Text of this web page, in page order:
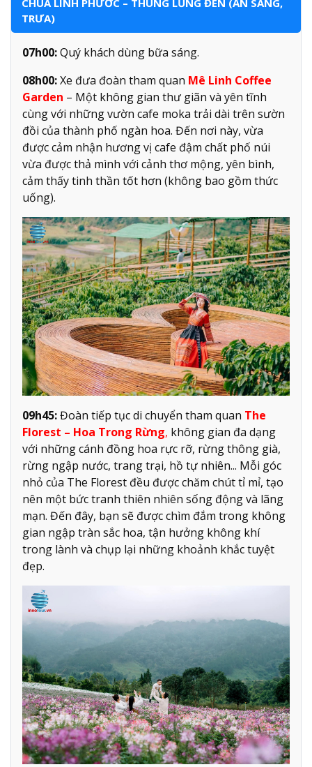
CHÙA LINH PHƯỚC – THUNG LŨNG ĐÈN (ĂN SÁNG,
TRƯA)
07h00:Quý khách dùng bữa sáng.
08h00:Xe đưa đoàn tham quan Mê Linh Coffee
Garden – Một không gian thư giãn và yên tĩnh
cùng với những vườn cafe moka trải dài trên sườn
đồi của thành phố ngàn hoa. Đến nơi này, vừa
được cảm nhận hương vị cafe đậm chất phố núi
vừa được thả mình với cảnh thơ mộng, yên bình,
cảm thấy tinh thần tốt hơn (không bao gồm thức
uống).
09h45:Đoàn tiếp tục di chuyển tham quan The
Florest – Hoa Trong Rừng, không gian đa dạng
với những cánh đồng hoa rực rỡ, rừng thông già,
rừng ngập nước, trang trại, hồ tự nhiên... Mỗi góc
nhỏ của The Florest đều được chăm chút tỉ mỉ, tạo
nên một bức tranh thiên nhiên sống động và lãng
mạn. Đến đây, bạn sẽ được chìm đắm trong không
gian ngập tràn sắc hoa, tận hưởng không khí
trong lành và chụp lại những khoảnh khắc tuyệt
đẹp.